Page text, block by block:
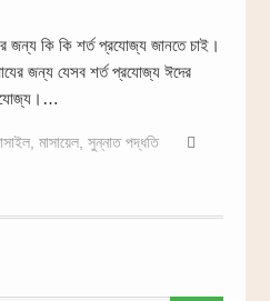
জন্য কি কি শর্ত প্রযোজ্য জানতে চাই।
জন্য যেসব শর্ত প্রযোজ্য ঈদের
, মাসায়েল, সুন্নাত পদ্ধতি